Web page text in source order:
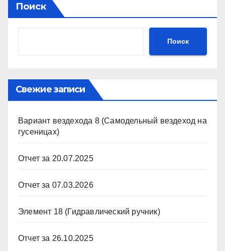
Поиск
Поиск
Свежие записи
Вариант вездехода 8 (Самодельный вездеход на
гусеницах)
Отчет за 20.07.2025
Отчет за 07.03.2026
Элемент 18 (Гидравлический ручник)
Отчет за 26.10.2025